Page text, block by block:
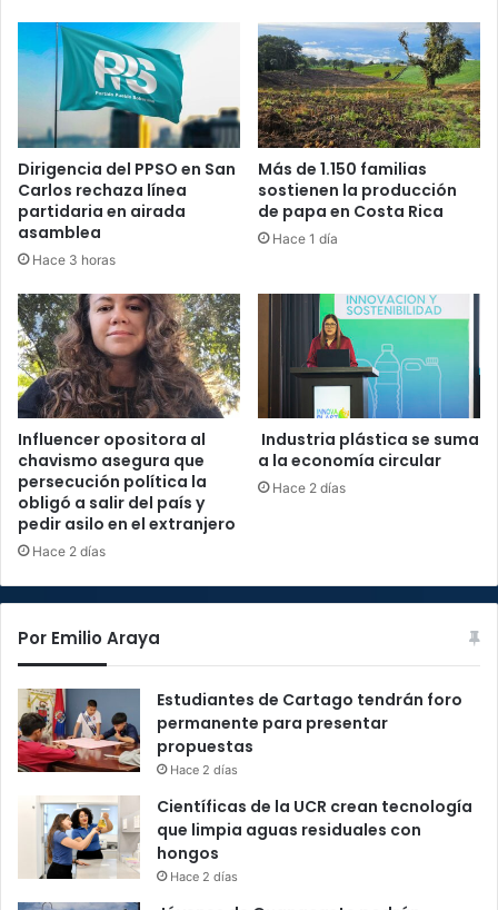
Dirigencia del PPSO en San
Carlos rechaza línea
partidaria en airada
asamblea
Hace 3 horas
Más de 1.150 familias
sostienen la producción
de papa en Costa Rica
Hace 1 día
Influencer opositora al
chavismo asegura que
persecución política la
obligó a salir del país y
pedir asilo en el extranjero
Hace 2 días
Industria plástica se suma
a la economía circular
Hace 2 días
Por Emilio Araya
Estudiantes de Cartago tendrán foro
permanente para presentar
propuestas
Hace 2 días
Científicas de la UCR crean tecnología
que limpia aguas residuales con
hongos
Hace 2 días